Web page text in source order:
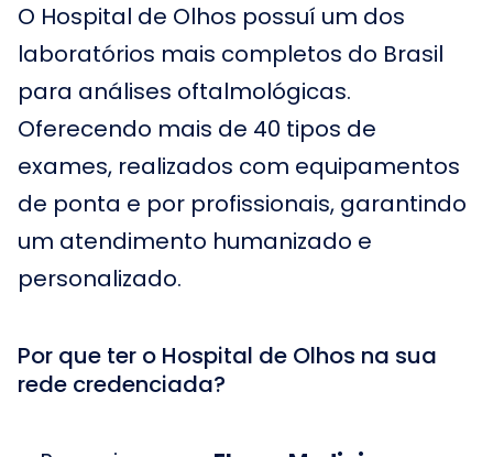
O Hospital de Olhos possuí um dos
laboratórios mais completos do Brasil
para análises oftalmológicas.
Oferecendo mais de 40 tipos de
exames, realizados com equipamentos
de ponta e por profissionais, garantindo
um atendimento humanizado e
personalizado.
Por que ter o Hospital de Olhos na sua
rede credenciada?